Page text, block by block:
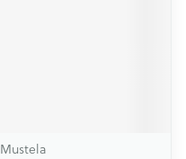
Mustela